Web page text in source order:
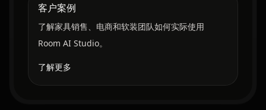
客户案例
了解家具销售、电商和软装团队如何实际使用
Room AI Studio。
了解更多